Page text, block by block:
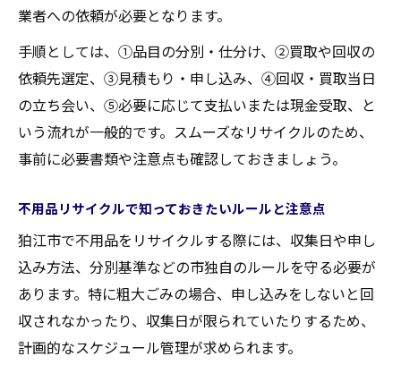
狛江市で安心できる不用品買取サービスの
選び方
不用品を高く売るための事前準備と工夫
狛江市の粗大ごみ申し込み方法と注意点まとめ
狛江市不用品の粗大ごみ申し込み手順を解
説
狛江市粗大ごみ収集日の調べ方とポイント
不用品申し込み後の流れと当日の注意事項
粗大ごみ料金と不用品費用を抑える方法
業者への依頼が必要となります。
手順としては、①品目の分別・仕分け、②買取や回収の
依頼先選定、③見積もり・申し込み、④回収・買取当日
の立ち会い、⑤必要に応じて支払いまたは現金受取、と
いう流れが一般的です。スムーズなリサイクルのため、
事前に必要書類や注意点も確認しておきましょう。
不用品リサイクルで知っておきたいルールと注意点
狛江市で不用品をリサイクルする際には、収集日や申し
込み方法、分別基準などの市独自のルールを守る必要が
あります。特に粗大ごみの場合、申し込みをしないと回
収されなかったり、収集日が限られていたりするため、
計画的なスケジュール管理が求められます。